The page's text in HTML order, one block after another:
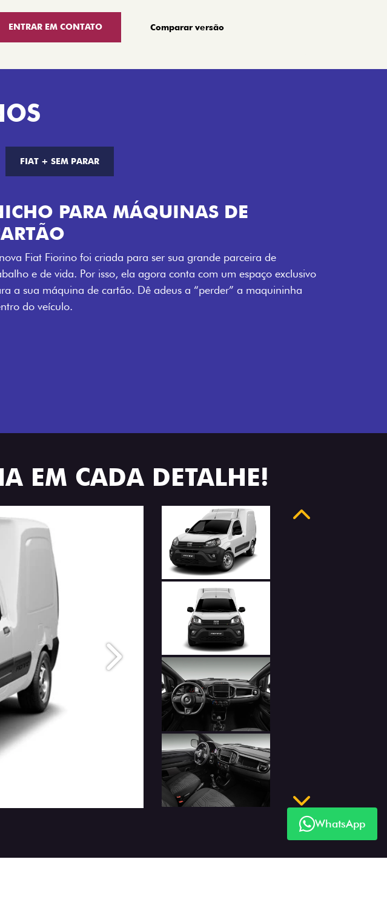
ENTRAR EM CONTATO Comparar versão
FIAT + SEM PARAR
COM TELECOMANDO
a chave da sua nova Fiorino pode abrir o veículo também à
e não mais somente pela fechadura. São detalhes como
que trazem ainda mais fluidez para o seu dia de trabalho.
EM CADA DETALHE!
Próximo
WhatsApp